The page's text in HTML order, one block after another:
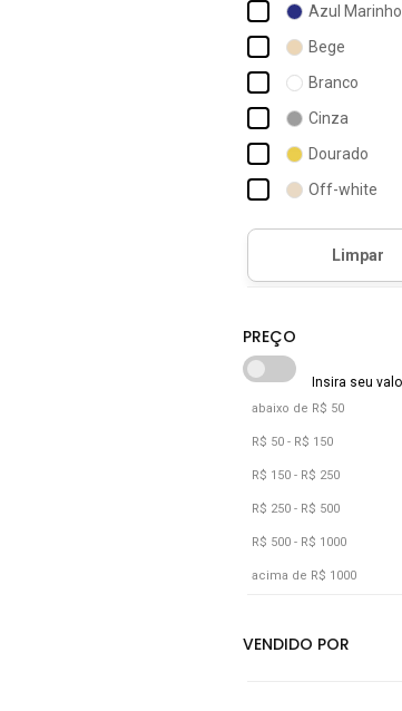
Azul Marinho
Bege
Branco
Cinza
Dourado
Off-white
Preto
abaixo de R$ 50
R$ 50 - R$ 150
R$ 150 - R$ 250
R$ 250 - R$ 500
R$ 500 - R$ 1000
acima de R$ 1000